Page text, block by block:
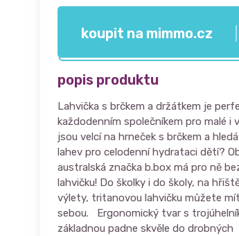
koupit na mimmo.cz
popis produktu
Lahvička s brčkem a držátkem je
každodenním společníkem pro malé i
jsou velcí na hrneček s brčkem a
lahev pro celodenní hydrataci dětí?
australská značka b.box má pro ně
lahvičku! Do školky i do školy, na
výlety, tritanovou lahvičku můžete
sebou. Ergonomický tvar s
základnou padne skvěle do drobných